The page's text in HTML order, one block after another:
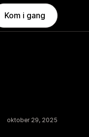
Kom i gang
oktober 29, 2025